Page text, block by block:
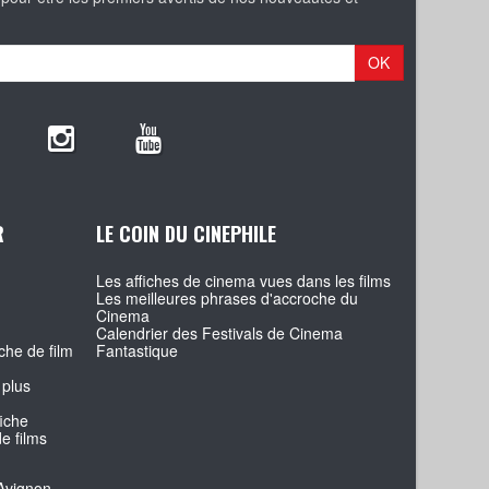
OK
de film
films
LE COIN DU CINEPHILE
Les affiches de cinema vues dans les films
Les meilleures phrases d'accroche du
Cinema
Calendrier des Festivals de Cinema
Fantastique